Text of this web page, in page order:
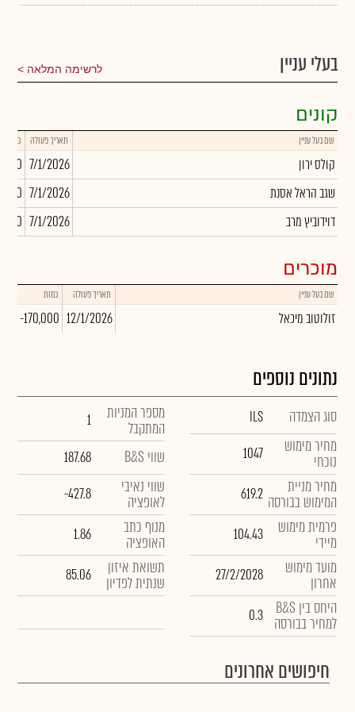
בעלי עניין לרשימה המלאה
קונים
שם בעל עניין תאריך פעולה כמות
קולס ירון 7/1/2026
שגב הראל אסנת
7/1/2026
דוידוביץ מרב
7/1/2026
מוכרים
שם בעל עניין תאריך פעולה כמות
זולוטוב מיכאל 12/1/2026
-170,000
נתונים נוספים
סוג הצמדה ILS
מחיר מימוש
נוכחי 1047
מחיר מניית
המימוש בבורסה 619.2
פרמית מימוש
מיידי 104.43
מועד מימוש
אחרון 27/2/2028
היחס בין B&S
למחיר בבורסה 0.3
מספר המניות
המתקבל 1
שווי B&S 187.68
שווי נאיבי
לאופציה -427.8
מנוף כתב
האופציה 1.86
תשואת איזון
שנתית לפדיון 85.06
חיפושים אחרונים